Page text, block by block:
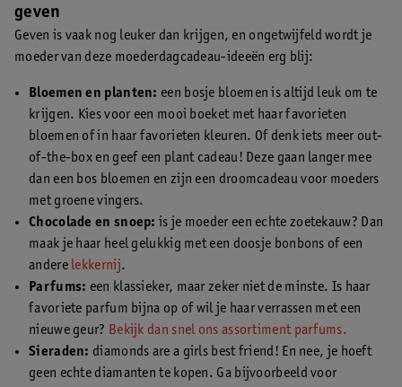
geven
Geven is vaak nog leuker dan krijgen, en ongetwijfeld wordt je
moeder van deze moederdagcadeau-ideeën erg blij:
Bloemen en planten: een bosje bloemen is altijd leuk om te
krijgen. Kies voor een mooi boeket met haar favorieten
bloemen of in haar favorieten kleuren. Of denk iets meer out-
of-the-box en geef een plant cadeau! Deze gaan langer mee
dan een bos bloemen en zijn een droomcadeau voor moeders
met groene vingers.
Chocolade en snoep: is je moeder een echte zoetekauw? Dan
maak je haar heel gelukkig met een doosje bonbons of een
andere lekkernij.
Parfums: een klassieker, maar zeker niet de minste. Is haar
favoriete parfum bijna op of wil je haar verrassen met een
nieuwe geur? Bekijk dan snel ons assortiment parfums.
Sieraden: diamonds are a girls best friend! En nee, je hoeft
geen echte diamanten te kopen. Ga bijvoorbeeld voor